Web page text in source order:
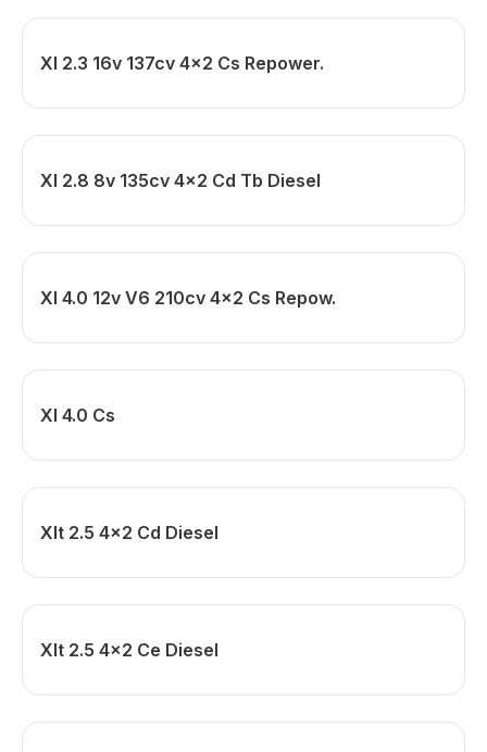
Xl 2.3 16v 137cv 4x2 Cs Repower.
Xl 2.8 8v 135cv 4x2 Cd Tb Diesel
Xl 4.0 12v V6 210cv 4x2 Cs Repow.
Xl 4.0 Cs
Xlt 2.5 4x2 Cd Diesel
Xlt 2.5 4x2 Ce Diesel